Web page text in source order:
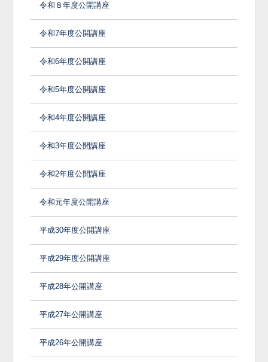
令和８年度公開講座
令和7年度公開講座
令和6年度公開講座
令和5年度公開講座
令和4年度公開講座
令和3年度公開講座
令和2年度公開講座
令和元年度公開講座
平成30年度公開講座
平成29年度公開講座
平成28年公開講座
平成27年公開講座
平成26年公開講座